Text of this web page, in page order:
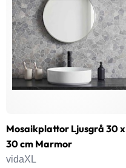
Mosaikplattor Ljusgrå 30 x
30 cm Marmor
vidaXL